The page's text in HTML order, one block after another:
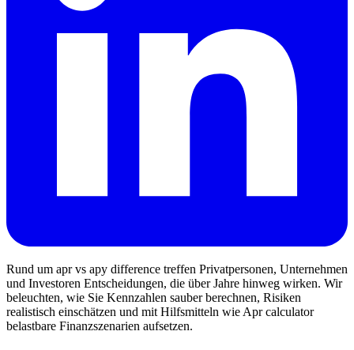
Rund um apr vs apy difference treffen Privatpersonen, Unternehmen
und Investoren Entscheidungen, die über Jahre hinweg wirken. Wir
beleuchten, wie Sie Kennzahlen sauber berechnen, Risiken
realistisch einschätzen und mit Hilfsmitteln wie Apr calculator
belastbare Finanzszenarien aufsetzen.